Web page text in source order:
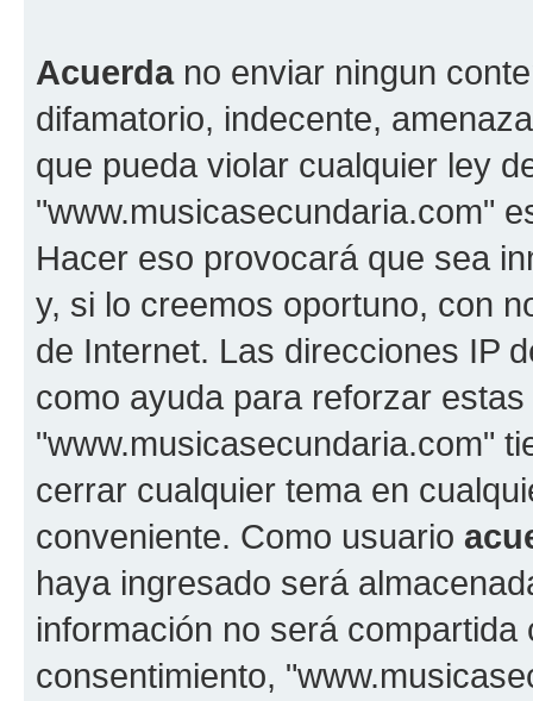
Acuerdano enviar ningun
difamatorio, indecente,
que pueda violar cualquier ley
"www.musicasecundaria.com"
Hacer eso provocará que sea
y, si lo creemos oportuno, con
de Internet. Las direcciones IP
como ayuda para reforzar
"www.musicasecundaria.com"
cerrar cualquier tema en
conveniente. Como usuario
haya ingresado será
información no será
consentimiento,